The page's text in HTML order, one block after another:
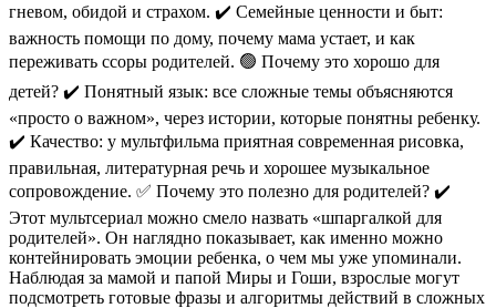
гневом, обидой и страхом. ✔️ Семейные ценности и быт:
важность помощи по дому, почему мама устает, и как
переживать ссоры родителей. 🟢 Почему это хорошо для
детей? ✔️ Понятный язык: все сложные темы объясняются
«просто о важном», через истории, которые понятны ребенку.
✔️ Качество: у мультфильма приятная современная рисовка,
правильная, литературная речь и хорошее музыкальное
сопровождение. ✅ Почему это полезно для родителей? ✔️
Этот мультсериал можно смело назвать «шпаргалкой для
родителей». Он наглядно показывает, как именно можно
контейнировать эмоции ребенка, о чем мы уже упоминали.
Наблюдая за мамой и папой Миры и Гоши, взрослые могут
подсмотреть готовые фразы и алгоритмы действий в сложных